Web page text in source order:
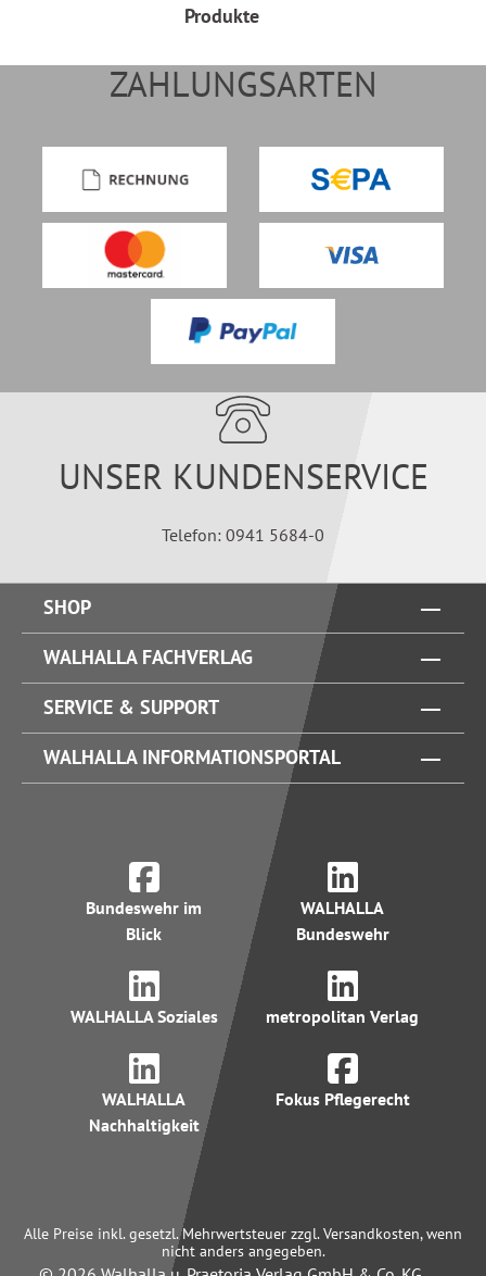
Produkte
ZAHLUNGSARTEN
UNSER KUNDENSERVICE
Telefon: 0941 5684-0
SHOP
WALHALLA FACHVERLAG
SERVICE & SUPPORT
WALHALLA INFORMATIONSPORTAL
Bundeswehr im
Blick
WALHALLA
Bundeswehr
WALHALLA Soziales metropolitan Verlag
WALHALLA
Nachhaltigkeit
Fokus Pflegerecht
Alle Preise inkl. gesetzl. Mehrwertsteuer zzgl. Versandkosten, wenn
nicht anders angegeben.